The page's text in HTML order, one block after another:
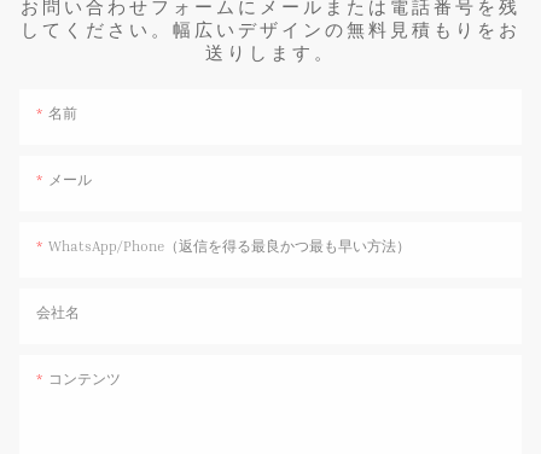
お問い合わせフォームにメールまたは電話番号を残
してください。幅広いデザインの無料見積もりをお
送りします。
名前
メール
WhatsApp/Phone（返信を得る最良かつ最も早い方法）
会社名
コンテンツ